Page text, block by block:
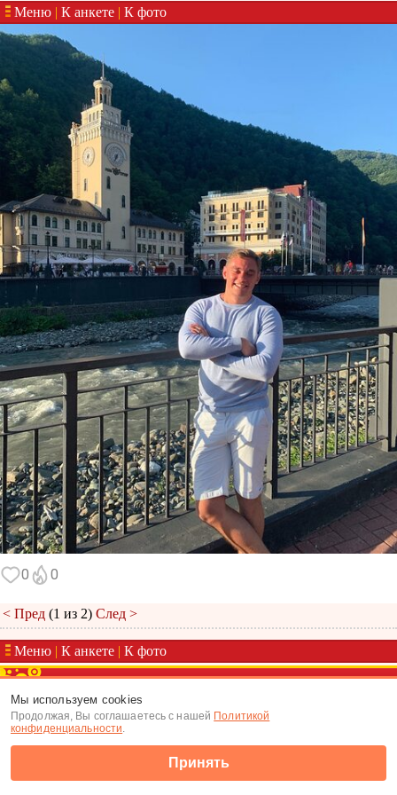
Меню | К анкете | К фото
0 0
< Пред (1 из 2) След >
Меню | К анкете | К фото
(c) Tabor.ru 2026
Мы используем cookies
Продолжая, Вы соглашаетесь с нашей Политикой
конфиденциальности.
Принять